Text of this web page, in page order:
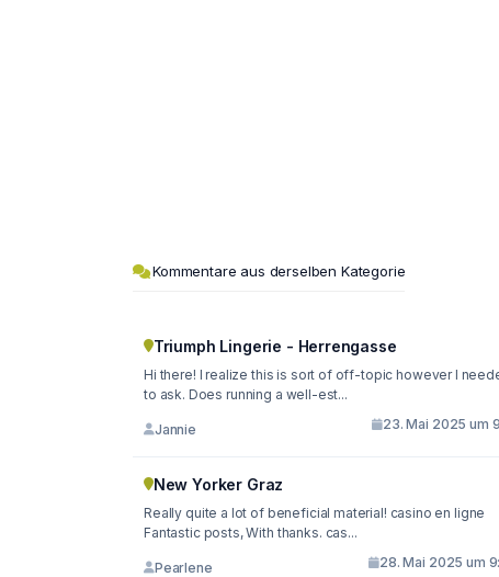
Kommentare aus derselben Kategorie
Triumph Lingerie - Herrengasse
Hi there! I realize this is sort of off-topic however I
to ask. Does running a well-est...
Jannie 23. Mai 2025 um
New Yorker Graz
Really quite a lot of beneficial material! casino en ligne
Fantastic posts, With thanks. cas...
Pearlene 28. Mai 2025 um